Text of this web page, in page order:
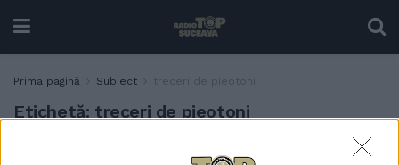
Prima pagină Subiect treceri de pieotoni
Etichetă: treceri de pieotoni
Cușnir: Buget pentru